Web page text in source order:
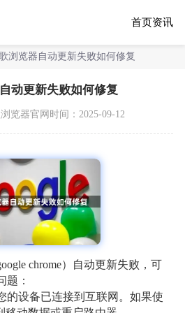
首页资讯
浏览器自动更新失败如何修复
动更新失败如何修复
览器官网 时间：2025-09-12
chrome）自动更新失败，可
题：
的设备已连接到互联网。如果使